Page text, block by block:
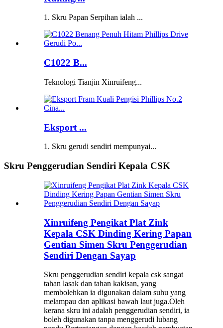
1. Skru Papan Serpihan ialah ...
C1022 B...
Teknologi Tianjin Xinruifeng...
Eksport ...
1. Skru gerudi sendiri mempunyai...
Skru Penggerudian Sendiri Kepala CSK
Xinruifeng Pengikat Plat Zink
Kepala CSK Dinding Kering Papan
Gentian Simen Skru Penggerudian
Sendiri Dengan Sayap
Skru penggerudian sendiri kepala csk sangat
tahan lasak dan tahan kakisan, yang
membolehkan ia digunakan dalam suhu yang
melampau dan aplikasi bawah laut juga.Oleh
kerana skru ini adalah penggerudian sendiri, ia
boleh digunakan tanpa menggerudi lubang